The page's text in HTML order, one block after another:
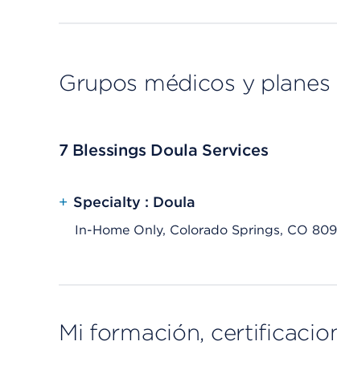
Grupos médicos y planes
7 Blessings Doula Services
+ Specialty : Doula
In-Home Only, Colorado Springs, CO
Mi formación,